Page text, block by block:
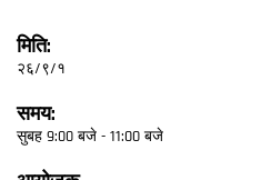
मिति:
२६/९/१
समय:
सुबह 9:00 बजे - 11:00 बजे